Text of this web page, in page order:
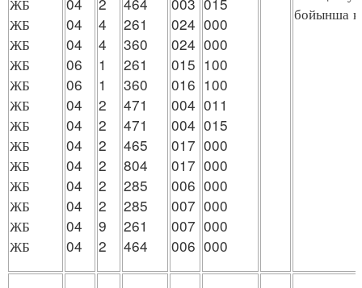
ЖБ
ЖБ
ЖБ
ЖБ
ЖБ
ЖБ
ЖБ
ЖБ
ЖБ
ЖБ
ЖБ
ЖБ
04
04
06
06
04
04
04
04
04
04
04
04
4
4
1
1
2
2
2
2
2
2
9
2
261
360
261
360
471
471
465
804
285
285
261
464
024
024
015
016
004
004
017
017
006
007
007
006
000
000
100
100
011
015
000
000
000
000
000
000
бойынша